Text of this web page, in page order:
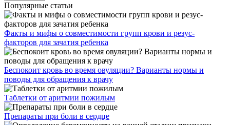
Популярные статьи
Факты и мифы о совместимости групп крови и резус-
факторов для зачатия ребенка
Беспокоит кровь во время овуляции? Варианты нормы и
поводы для обращения к врачу
Таблетки от аритмии пожилым
Препараты при боли в сердце